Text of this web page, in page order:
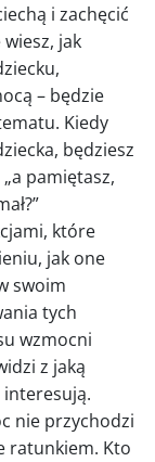
i zachęcić
jak
– będzie
Kiedy
będziesz
pamiętasz,
które
jak one
swoim
tych
wzmocni
z jaką
nie przychodzi
ratunkiem. Kto